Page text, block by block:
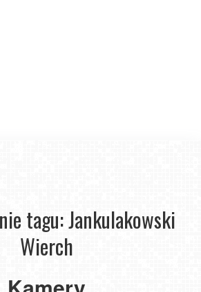
tagu: Jankulakowski
Wierch